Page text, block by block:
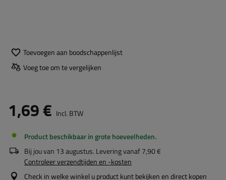
Toevoegen aan boodschappenlijst
Voeg toe om te vergelijken
1,69 € Incl. BTW
Product beschikbaar in grote hoeveelheden
Bij jou van 13 augustus. Levering vanaf7,90 €
Controleer verzendtijden en -kosten
Check in welke winkel u product kunt bekijken en direct kopen